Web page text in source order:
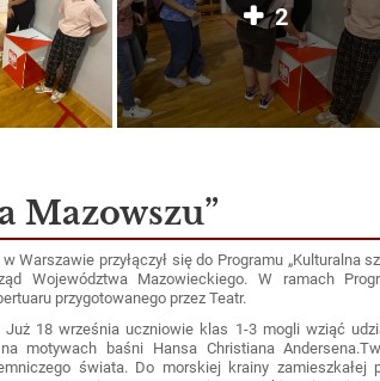
2
Mazowszu”
przyłączył się do Programu „Kulturalna
Województwa Mazowieckiego. W ramach
przygotowanego przez Teatr.
18 września uczniowie klas 1-3 mogli wziąć
motywach baśni Hansa Christiana
świata. Do morskiej krainy zamieszkałej